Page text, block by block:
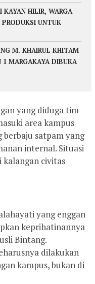
HILIR, WARGA
UNTUK
M. KHAIRUL KHITAM
MARGAKAYA DIBUKA
yang diduga tim
area kampus
berbaju satpam yang
internal. Situasi
civitas
yang enggan
keprihatinannya
Bintang.
dilakukan
kampus, bukan di